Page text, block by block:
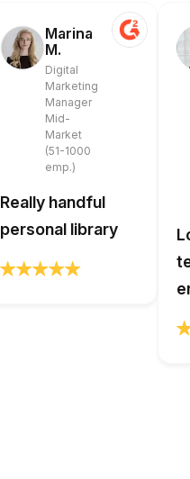
Marina
M.
Digital
Marketing
Manager
Mid-
Market
(51-1000
emp.)
Really handful
personal library